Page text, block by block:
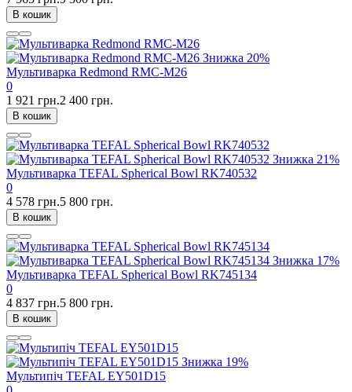
В кошик
Знижка 20%
Мультиварка Redmond RMC-M26
0
1 921 грн.2 400 грн.
В кошик
Знижка 21%
Мультиварка TEFAL Spherical Bowl RK740532
0
4 578 грн.5 800 грн.
В кошик
Знижка 17%
Мультиварка TEFAL Spherical Bowl RK745134
0
4 837 грн.5 800 грн.
В кошик
Знижка 19%
Мультипіч TEFAL EY501D15